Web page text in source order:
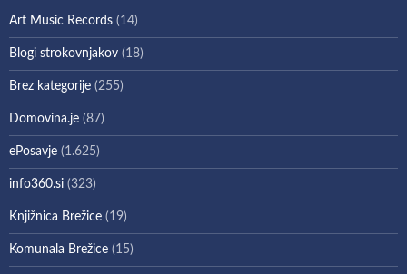
Art Music Records (14)
Blogi strokovnjakov (18)
Brez kategorije (255)
Domovina.je (87)
ePosavje (1.625)
info360.si (323)
Knjižnica Brežice (19)
Komunala Brežice (15)